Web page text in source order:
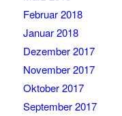
Februar 2018
Januar 2018
Dezember 2017
November 2017
Oktober 2017
September 2017